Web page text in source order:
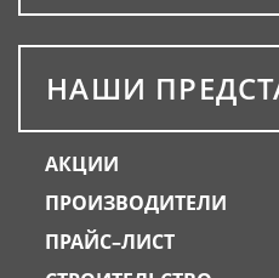
НАШИ
АКЦИИ
ПРОИЗВОДИТЕЛИ
ПРАЙС–ЛИСТ